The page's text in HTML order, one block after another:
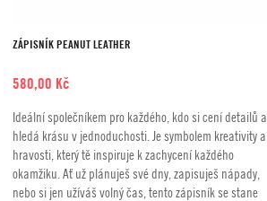
ZÁPISNÍK PEANUT LEATHER
580,00 Kč
Ideální společníkem pro každého, kdo si cení detailů a
hledá krásu v jednoduchosti. Je symbolem kreativity a
hravosti, který tě inspiruje k zachycení každého
okamžiku. Ať už plánuješ své dny, zapisuješ nápady,
nebo si jen užíváš volný čas, tento zápisník se stane